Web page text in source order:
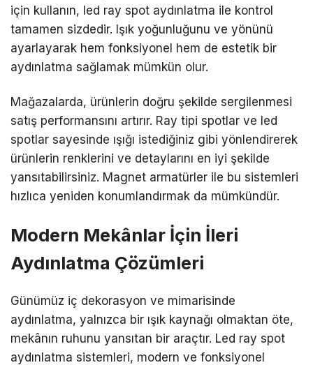
için kullanın, led ray spot aydınlatma ile kontrol
tamamen sizdedir. Işık yoğunluğunu ve yönünü
ayarlayarak hem fonksiyonel hem de estetik bir
aydınlatma sağlamak mümkün olur.
Mağazalarda, ürünlerin doğru şekilde sergilenmesi
satış performansını artırır. Ray tipi spotlar ve led
spotlar sayesinde ışığı istediğiniz gibi yönlendirerek
ürünlerin renklerini ve detaylarını en iyi şekilde
yansıtabilirsiniz. Magnet armatürler ile bu sistemleri
hızlıca yeniden konumlandırmak da mümkündür.
Modern Mekânlar İçin İleri
Aydınlatma Çözümleri
Günümüz iç dekorasyon ve mimarisinde
aydınlatma, yalnızca bir ışık kaynağı olmaktan öte,
mekânın ruhunu yansıtan bir araçtır. Led ray spot
aydınlatma sistemleri, modern ve fonksiyonel